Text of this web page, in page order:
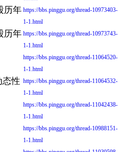
历年 https://bbs.pinggu.org/thread-10973403-
1-1.html
历年 https://bbs.pinggu.org/thread-10973743-
1-1.html
https://bbs.pinggu.org/thread-11064520-
1-1.html
态性 https://bbs.pinggu.org/thread-11064532-
1-1.html
https://bbs.pinggu.org/thread-11042438-
1-1.html
https://bbs.pinggu.org/thread-10988151-
1-1.html